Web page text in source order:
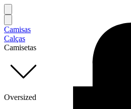
Camisas
Calças
Camisetas
Oversized